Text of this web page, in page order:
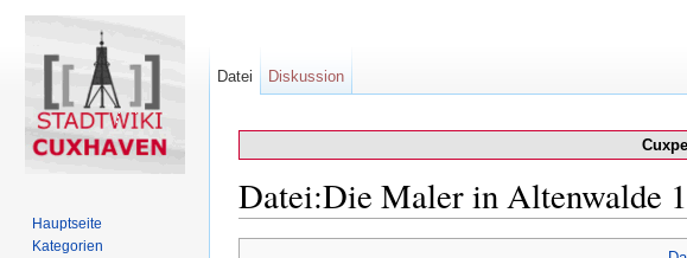
Datei:Die Maler in Altenwalde
Datei Diskussion
Hauptseite
Kategorien